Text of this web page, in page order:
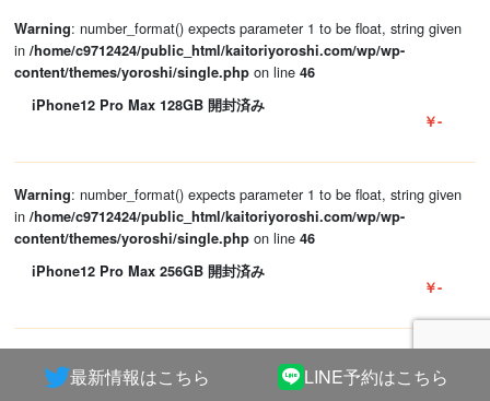
最新情報はこちら LINE予約はこちら
Warning: number_format() expects parameter 1 to be float, string given
in /home/c9712424/public_html/kaitoriyoroshi.com/wp/wp-
content/themes/yoroshi/single.phpon line 46
iPhone12 Pro Max 128GB 開封済み
￥-
Warning: number_format() expects parameter 1 to be float, string given
in /home/c9712424/public_html/kaitoriyoroshi.com/wp/wp-
content/themes/yoroshi/single.phpon line 46
iPhone12 Pro Max 256GB 開封済み
￥-
: number_format() expects parameter 1 to be float, string given
/home/c9712424/public_html/kaitoriyoroshi.com/wp/wp-